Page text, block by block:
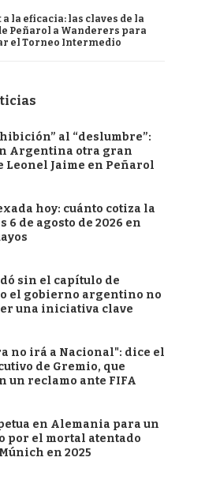
la eficacia: las claves de la
Peñarol a Wanderers para
el Torneo Intermedio
al “deslumbre”:
Argentina otra gran
Leonel Jaime en Peñarol
hoy: cuánto cotiza la
6 de agosto de 2026 en
sin el capítulo de
el gobierno argentino no
una iniciativa clave
no irá a Nacional": dice el
de Gremio, que
un reclamo ante FIFA
en Alemania para un
por el mortal atentado
en 2025